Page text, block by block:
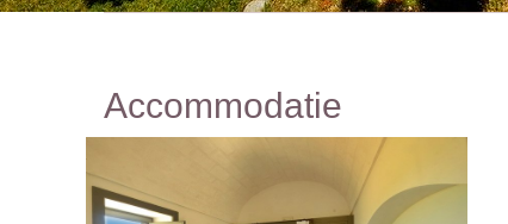
Accommodatie